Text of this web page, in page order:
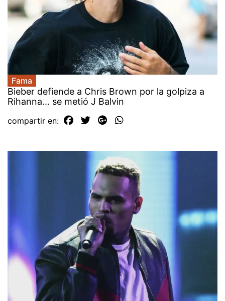
Fama
Bieber defiende a Chris Brown por la golpiza a
Rihanna... se metió J Balvin
compartir en: